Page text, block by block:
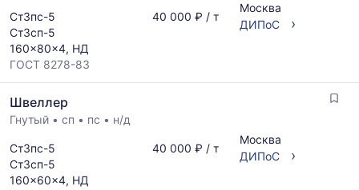
Ст3пс-5
Ст3сп-5
160x80x4, НД
ГОСТ 8278-83
40 000 ₽ / т
Москва
ДИПоС
›
Швеллер
Гнутый • сп • пс • н/д
Ст3пс-5
Ст3сп-5
160x60x4, НД
40 000 ₽ / т
Москва
ДИПоС
›